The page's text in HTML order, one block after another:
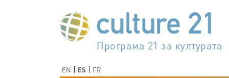
جدول أعمال القرن 21 للثقافة
Програма 21 за културата
Agenda 21 de la cultura
Agjenda 21 për kulturë
Agenda 21 van cultuur
Agenda 21 for culture
Kulturaren Agenda 21
Agenda 21 de la culture
Axenda 21 da cultura
Agenda 21 für Kultur
Agenda 21 della cultura
文化のためのアジェンダ21
دستورکار 21 برای فرهنگ
Agenda 21 dla kultury
Agenda 21 da cultura
Повестка дня 21 для
Agenda 21 za kulturu
Agenda 21 de la cultura
Agenda 21 för kulturen
Kültür için Gündem 21
Порядок денний 21 для
EN ES FR